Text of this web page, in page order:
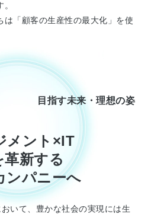
は 「顧客の生産性の最大化」 を使
目指す未来・理想の姿
メント×IT
革新する
ンパニーへ
いて、豊かな社会の実現には生